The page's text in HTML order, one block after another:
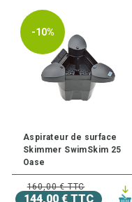
-10%
Aspirateur de surface
Skimmer SwimSkim 25
Oase
160,00 € TTC
144,00 € TTC